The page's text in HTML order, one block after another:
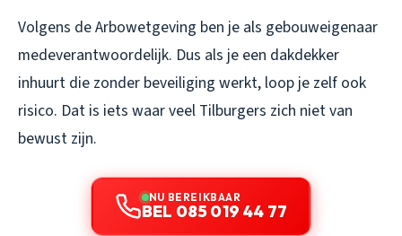
Volgens de Arbowetgeving ben je als gebouweigenaar
medeverantwoordelijk. Dus als je een dakdekker
inhuurt die zonder beveiliging werkt, loop je zelf ook
risico. Dat is iets waar veel Tilburgers zich niet van
bewust zijn.
NU BEREIKBAAR
BEL 085 019 44 77